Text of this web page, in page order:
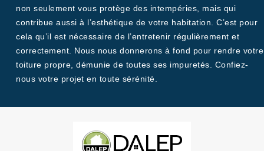
non seulement vous protège des intempéries, mais qui
contribue aussi à l’esthétique de votre habitation. C’est pour
cela qu’il est nécessaire de l’entretenir régulièrement et
correctement. Nous nous donnerons à fond pour rendre votre
toiture propre, démunie de toutes ses impuretés. Confiez-
nous votre projet en toute sérénité.